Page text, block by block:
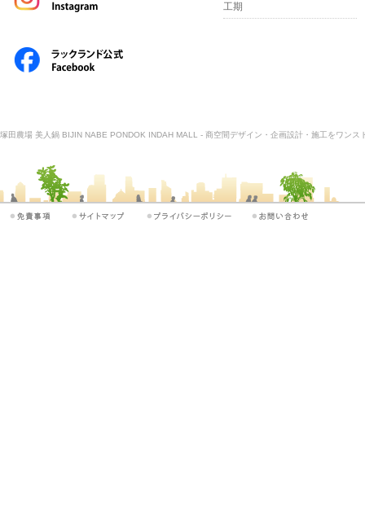
工期
塚田農場 美人鍋 BIJIN NABE PONDOK INDAH MALL - 商空間デザイン・企画設計・施工をワン